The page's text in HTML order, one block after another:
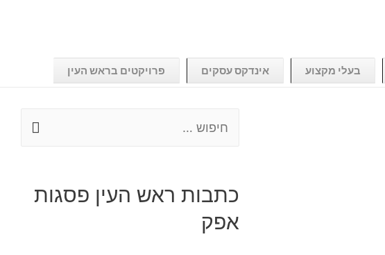
בעלי מקצוע אינדקס עסקים פרויקטים בראש העין
כתבות ראש העין פסגות
אפק